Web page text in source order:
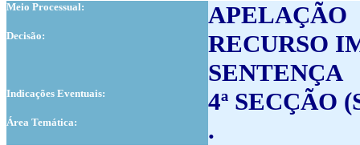
Meio Processual: APELAÇÃO
Decisão:
RECURSO
SENTENÇA
Indicações Eventuais: 4ª SECÇÃO
Área Temática: .